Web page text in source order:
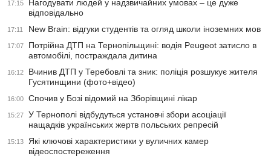
17:15
Нагодувати людей у надзвичайних умовах – це дуже
відповідально
17:11 New Brain: відгуки студентів та огляд школи іноземних мов
17:07
Потрійна ДТП на Тернопільщині: водія Peugeot затисло в
автомобілі, постраждала дитина
16:12
Вчинив ДТП у Теребовлі та зник: поліція розшукує жителя
Гусятинщини (фото+відео)
16:00 Спочив у Бозі відомий на Зборівщині лікар
15:27
У Тернополі відбудуться установчі збори асоціації
нащадків українських жертв польських репресій
15:13
Які ключові характеристики у вуличних камер
відеоспостереження